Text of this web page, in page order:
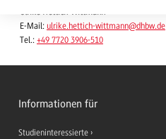
E-Mail: ulrike.hettich-wittmann@dhbw.de
Tel.: +49 7720 3906-510
Informationen für
Studieninteressierte